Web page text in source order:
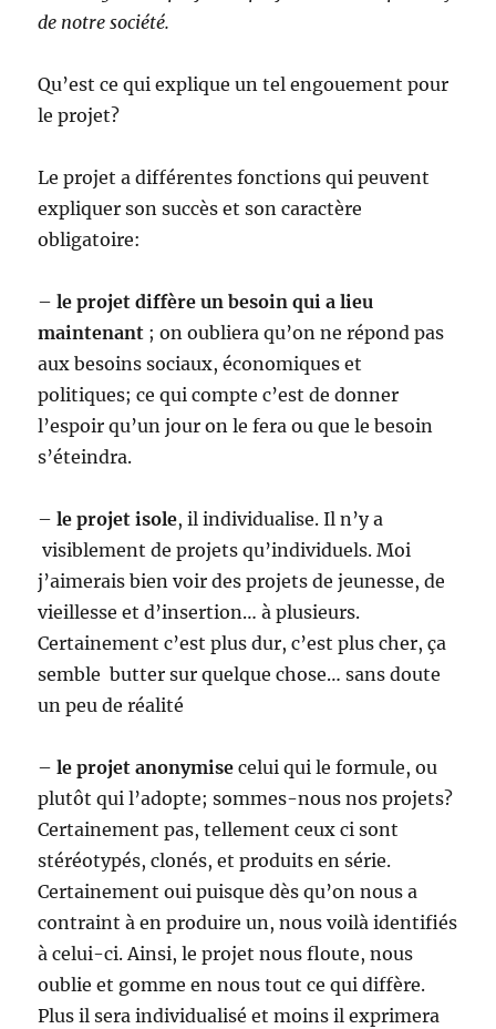
de notre société.
Qu’est ce qui explique un tel engouement pour
le projet?
Le projet a différentes fonctions qui peuvent
expliquer son succès et son caractère
obligatoire:
–le projet diffère un besoin qui a lieu
maintenant ; on oubliera qu’on ne répond pas
aux besoins sociaux, économiques et
politiques; ce qui compte c’est de donner
l’espoir qu’un jour on le fera ou que le besoin
s’éteindra.
–le projet isole, il individualise. Il n’y a
visiblement de projets qu’individuels. Moi
j’aimerais bien voir des projets de jeunesse, de
vieillesse et d’insertion… à plusieurs.
Certainement c’est plus dur, c’est plus cher, ça
semble butter sur quelque chose… sans doute
un peu de réalité
– le projet anonymise celui qui le formule, ou
plutôt qui l’adopte; sommes-nous nos projets?
Certainement pas, tellement ceux ci sont
stéréotypés, clonés, et produits en série.
Certainement oui puisque dès qu’on nous a
contraint à en produire un, nous voilà identifiés
à celui-ci. Ainsi, le projet nous floute, nous
oublie et gomme en nous tout ce qui diffère.
Plus il sera individualisé et moins il exprimera